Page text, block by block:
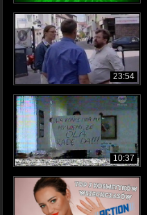
23:54
10:37